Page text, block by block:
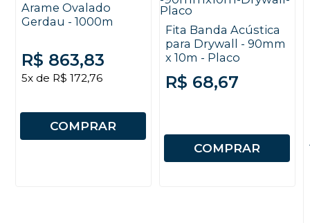
Arame Ovalado
Gerdau - 1000m
R$ 863,83
5x de R$ 172,76
COMPRAR
Fita Banda Acústica
para Drywall - 90mm
x 10m - Placo
R$ 68,67
COMPRAR